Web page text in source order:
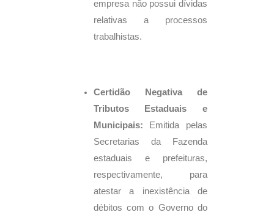
empresa não possui dívidas
relativas a processos
trabalhistas.
Certidão Negativa de
Tributos Estaduais e
Municipais:
Emitida pelas
Secretarias da Fazenda
estaduais e prefeituras,
respectivamente, para
atestar a inexistência de
débitos com o Governo do